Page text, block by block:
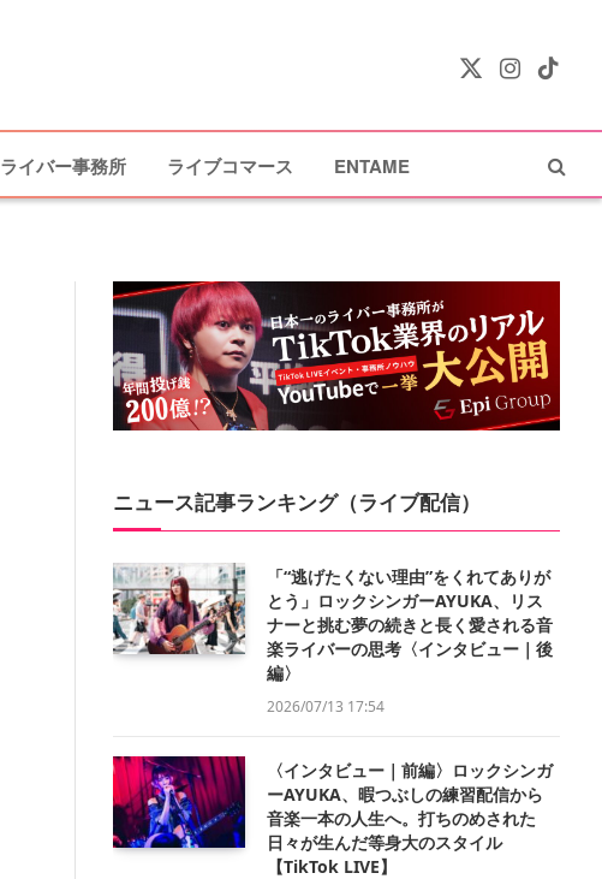
X
Instagram
TikTok
ライバー事務所 ライブコマース ENTAME
ニュース記事ランキング（ライブ配信）
「“逃げたくない理由”をくれてありが
とう」ロックシンガーAYUKA、リス
ナーと挑む夢の続きと長く愛される音
楽ライバーの思考〈インタビュー｜後
編〉
2026/07/13 17:54
〈インタビュー｜前編〉ロックシンガ
ーAYUKA、暇つぶしの練習配信から
音楽一本の人生へ。打ちのめされた
日々が生んだ等身大のスタイル
【TikTok LIVE】